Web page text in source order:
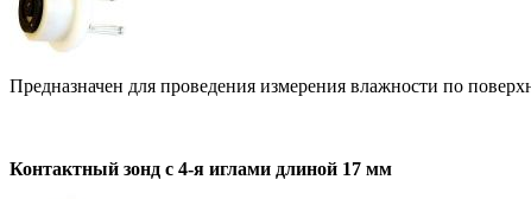
Предназначен для проведения измерения влажности по
Контактный зонд с 4-я иглами длиной 17 мм